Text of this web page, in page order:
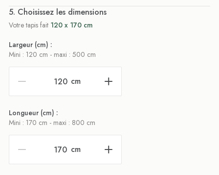
. Choisissez les dimensions
Votre tapis fait 120 x 170 cm
Largeur (cm) :
Mini : 120 cm - maxi : 500 cm
cm
Longueur (cm) :
Mini : 170 cm - maxi : 800 cm
cm